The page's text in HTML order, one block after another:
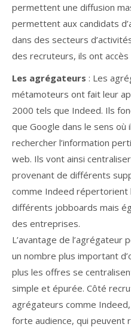
permettent une diffusion
permettent aux candidats
dans des secteurs
des recruteurs, ils ont
Les agrégateurs : Les
métamoteurs ont fait leur
2000 tels que Indeed. Ils
que Google dans le sens où
rechercher l’information
web. Ils vont ainsi
provenant de différents
comme Indeed
différents jobboards mais
des entreprises.
L’avantage de l’agrégateur
un nombre plus important
plus les offres se
simple et épurée. Côté
agrégateurs comme
forte audience, qui peuvent